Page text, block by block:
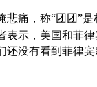
，称“团团”是
，美国和菲律
还没有看到菲律